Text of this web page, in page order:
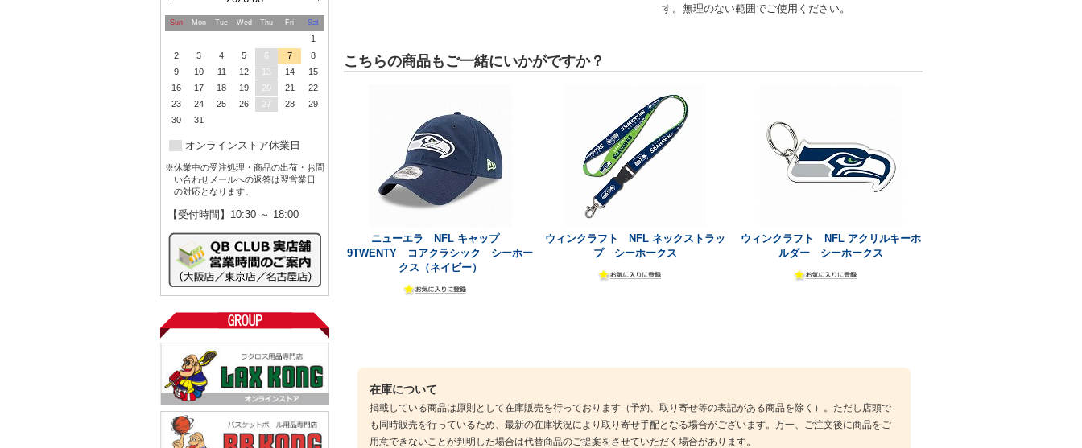
Sun Mon Tue Wed Thu Fri Sat
1
2
3 4 5 6 7
8
9
10 11 12 13 14
15
16
17 18 19 20 21
22
23
24 25 26 27 28
29
30
31
オンラインストア休業日
※休業中の受注処理・商品の出荷・お問
い合わせメールへの返答は翌営業日
の対応となります。
【受付時間】10:30 ～ 18:00
す。無理のない範囲でご使用ください。
こちらの商品もご一緒にいかがですか？
ニューエラ NFL キャップ
9TWENTY コアクラシック シーホー
クス（ネイビー）
ウィンクラフト NFL ネックストラッ
プ シーホークス
ウィンクラフト NFL アクリルキーホ
ルダー シーホークス
在庫について
掲載している商品は原則として在庫販売を行っております（予約、取り寄せ等の表記がある商品を除く）。ただし店頭で
も同時販売を行っているため、最新の在庫状況により取り寄せ手配となる場合がございます。万一、ご注文後に商品をご
用意できないことが判明した場合は代替商品のご提案をさせていただく場合があります。